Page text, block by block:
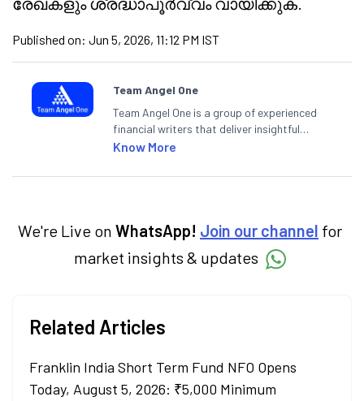
Published on: Jun 5, 2026, 11:12 PM IST
Team Angel One
Team Angel One is a group of experienced
financial writers that deliver insightful
articles on the stock market, IPO, economy,
categories.
Know More
We're Live on WhatsApp! Join our channel for
market insights & updates
Related Articles
Franklin India Short Term Fund NFO Opens
Today, August 5, 2026: ₹5,000 Minimum